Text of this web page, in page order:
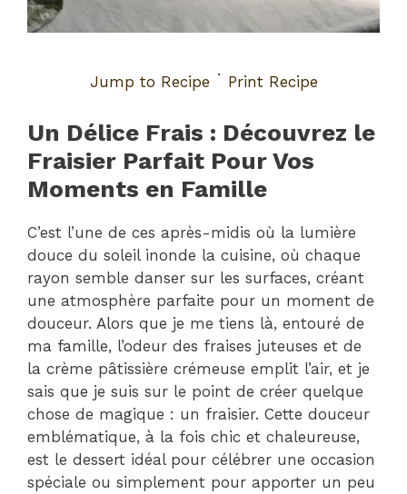
Jump to Recipe · Print Recipe
Un Délice Frais : Découvrez le
Fraisier Parfait Pour Vos
Moments en Famille
C’est l’une de ces après-midis où la lumière
douce du soleil inonde la cuisine, où chaque
rayon semble danser sur les surfaces, créant
une atmosphère parfaite pour un moment de
douceur. Alors que je me tiens là, entouré de
ma famille, l’odeur des fraises juteuses et de
la crème pâtissière crémeuse emplit l’air, et je
sais que je suis sur le point de créer quelque
chose de magique : un fraisier. Cette douceur
emblématique, à la fois chic et chaleureuse,
est le dessert idéal pour célébrer une occasion
spéciale ou simplement pour apporter un peu